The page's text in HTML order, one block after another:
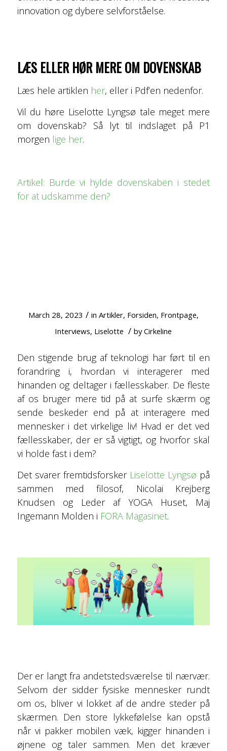
innovation og dybere selvforståelse.
LÆS ELLER HØR MERE OM DOVENSKAB
Læs hele artiklen her, eller i Pdf’en nedenfor.
Vil du høre Liselotte Lyngsø tale meget mere
om dovenskab? Så lyt til indslaget på P1
morgen lige her.
Artikel: Burde vi hylde dovenskaben i stedet
for at udskamme den?
March 28, 2023 / in Artikler, Forsiden, Frontpage,
Interviews, Liselotte / byCirkeline
Den stigende brug af teknologi har ført til en
forandring i, hvordan vi interagerer med
hinanden og deltager i fællesskaber. De fleste
af os bruger mere tid på at surfe skærm og
sende beskeder end på at interagere med
mennesker i det virkelige liv! Hvad er det ved
fællesskaber, der er så vigtigt, og hvorfor skal
vi holde fast i dem?
Det svarer fremtidsforsker Liselotte Lyngsø på
sammen med filosof, Nicolai Krejberg
Knudsen og Leder af YOGA Huset, Maj
Ingemann­ Molden i FORA Magasinet.
Der er langt fra andetstedsværelse til nærvær.
Selvom der sidder fysiske mennesker rundt
om os, bliver vi lokket af de andre steder på
skærmen. Den store lykkefølelse kan opstå
når vi pakker mobilen væk, kigger hinanden i
øjnene og taler sammen. Men det kræver